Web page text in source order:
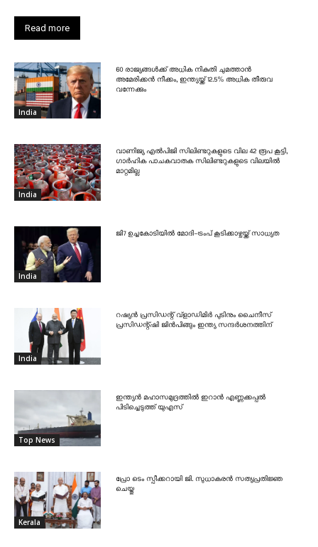
Read more
India
60 രാജ്യങ്ങൾക്ക് അധിക നികുതി ചുമത്താൻ
അമേരിക്കൻ നീക്കം, ഇന്ത്യയ്ക്ക് 12.5% അധിക തീരുവ
വന്നേക്കും
India
വാണിജ്യ എൽപിജി സിലിണ്ടറുകളുടെ വില 42 രൂപ കൂട്ടി,
ഗാർഹിക പാചകവാതക സിലിണ്ടറുകളുടെ വിലയിൽ
മാറ്റമില്ല
India
ജി7 ഉച്ചകോടിയിൽ മോദി-ട്രംപ് കൂടിക്കാഴ്ചയ്ക്ക് സാധ്യത
India
റഷ്യൻ പ്രസിഡന്റ് വ്‌ളാഡിമിർ പുടിനും ചൈനീസ്
പ്രസിഡന്റ്ഷി ജിൻപിങ്ങും ഇന്ത്യ സന്ദർശനത്തിന്
Top News
ഇന്ത്യൻ മഹാസമുദ്രത്തിൽ ഇറാൻ എണ്ണക്കപ്പൽ
പിടിച്ചെടുത്ത് യുഎസ്
Kerala
പ്രോ ടെം സ്പീക്കറായി ജി. സുധാകരൻ സത്യപ്രതിജ്ഞ
ചെയ്തു